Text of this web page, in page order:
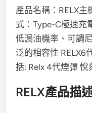
產品名稱：RELX
式：Type-C極速充
低漏油機率、可調
泛的相容性 RELX6
括: Relx 4代煙彈
RELX產品描